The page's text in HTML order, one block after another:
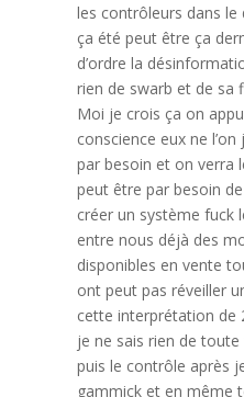
les contrôleurs dans
ça été peut être ça
d’ordre la
rien de swarb et de sa
Moi je crois ça on
conscience eux ne
par besoin et on verra
peut être par besoin
créer un système fuck
entre nous déjà des
disponibles en vente
ont peut pas réveiller
cette interprétation de
je ne sais rien de
puis le contrôle après
gammick et en même